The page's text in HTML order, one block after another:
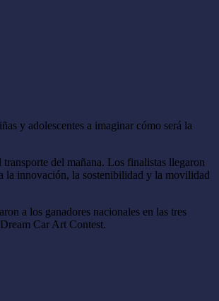
y adolescentes a imaginar cómo será la
del mañana. Los finalistas llegaron
la innovación, la sostenibilidad y la movilidad
a los ganadores nacionales en las tres
Car Art Contest.